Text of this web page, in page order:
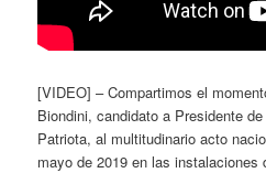
[VIDEO] – Compartimos el
Biondini, candidato a Presidente
Patriota, al multitudinario acto
mayo de 2019 en las instalaciones